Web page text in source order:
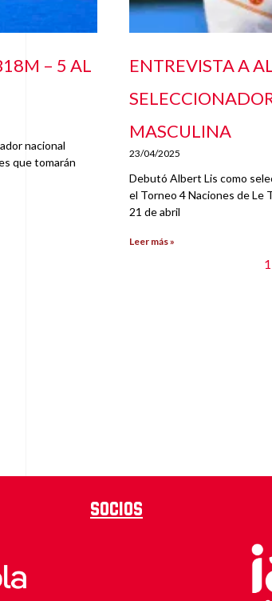
– 5 AL
nacional
que tomarán
ENTREVISTA A
MASCULINA
23/04/2025
Debutó Albert Lis como
el Torneo 4 Naciones de Le
21 de abril
Leer más »
1
Socios